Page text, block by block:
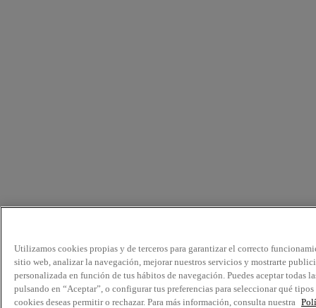
Utilizamos cookies propias y de terceros para garantizar el correcto
sitio web, analizar la navegación, mejorar nuestros servicios y mostrarte
personalizada en función de tus hábitos de navegación. Puedes aceptar todas
pulsando en “Aceptar”, o configurar tus preferencias para seleccionar qué tipos
cookies deseas permitir o rechazar. Para más información, consulta nuestra